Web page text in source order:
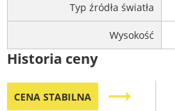
Typ źródła światła
Wysokość
Historia ceny
CENA STABILNA trending_flat